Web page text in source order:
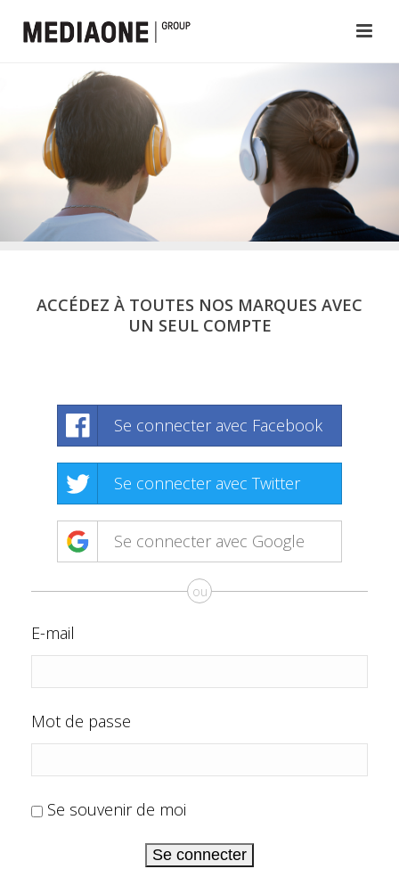
ACCÉDEZ À TOUTES NOS MARQUES AVEC
UN SEUL COMPTE
Se connecter avec Facebook
Se connecter avec Twitter
Se connecter avec Google
ou
E-mail
Mot de passe
Se souvenir de moi
Se connecter